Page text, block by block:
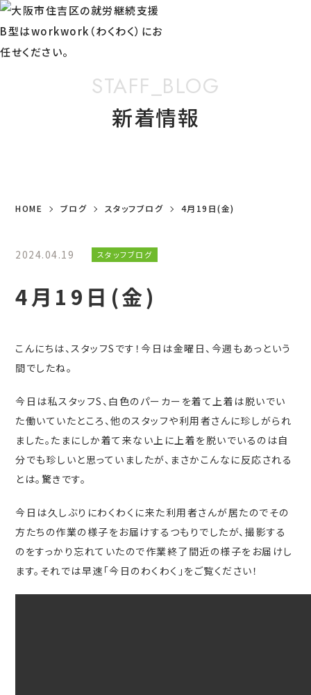
STAFF_BLOG
新着情報
HOME ブログ スタッフブログ 4月19日(金)
2024.04.19 スタッフブログ
4月19日(金)
こんにちは、スタッフSです！今日は金曜日、今週もあっという
間でしたね。
今日は私スタッフS、白色のパーカーを着て上着は脱いでい
た働いていたところ、他のスタッフや利用者さんに珍しがられ
ました。たまにしか着て来ない上に上着を脱いでいるのは自
分でも珍しいと思っていましたが、まさかこんなに反応される
とは。驚きです。
今日は久しぶりにわくわくに来た利用者さんが居たのでその
方たちの作業の様子をお届けするつもりでしたが、撮影する
のをすっかり忘れていたので作業終了間近の様子をお届けし
ます。それでは早速「今日のわくわく」をご覧ください！